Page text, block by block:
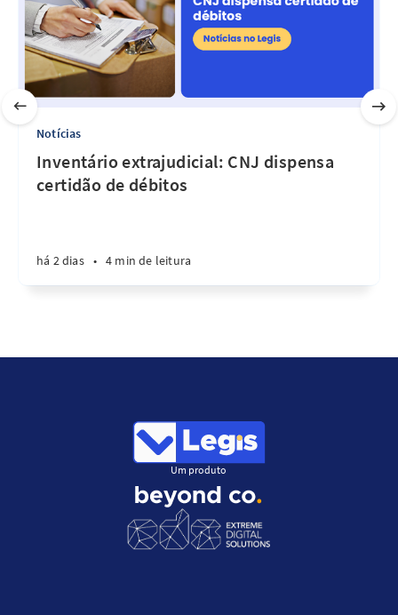
Notícias
Inventário extrajudicial: CNJ dispensa
certidão de débitos
há 2 dias • 4 min de leitura
Um produto